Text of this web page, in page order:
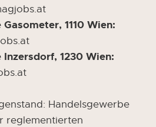
1110 Wien:
1230 Wien:
Handelsgewerbe
reglementierten